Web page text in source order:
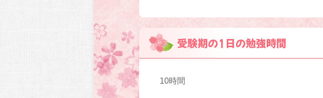
受験期の1日の勉強時間
10時間